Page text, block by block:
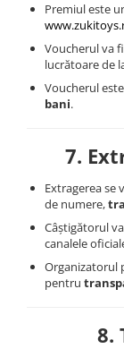
Premiul este
Voucherul va
lucrătoare de
Voucherul este
bani.
7.
Extragerea se
de numere,
Câștigătorul
canalele
Organizatorul
pentru
8.